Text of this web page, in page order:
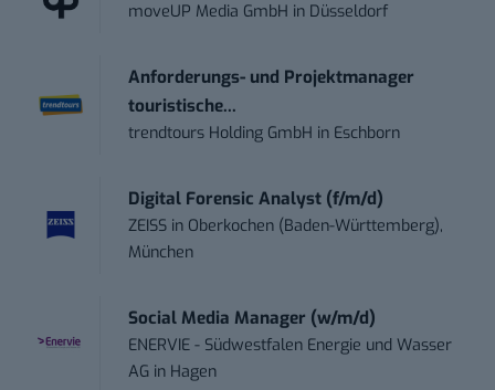
moveUP Media GmbH in Düsseldorf
Anforderungs- und Projektmanager
touristische...
trendtours Holding GmbH in Eschborn
Digital Forensic Analyst (f/m/d)
ZEISS in Oberkochen (Baden-Württemberg),
München
Social Media Manager (w/m/d)
ENERVIE - Südwestfalen Energie und Wasser
AG in Hagen